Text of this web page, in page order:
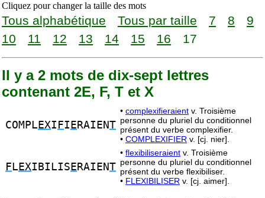
Cliquez pour changer la taille des mots
Tous alphabétique Tous par taille 7 8
9
10
11 12 13 14 15 16 17
Il y a 2 mots de dix-sept lettres
contenant 2E, F, T et X
COMPL EXI FI E RAIENT
• complexifieraient v. Troisième
personne du pluriel du conditionnel
présent du verbe complexifier.
• COMPLEXIFIER v. [cj. nier].
F L EXIBILIS E RAIENT
• flexibiliseraient v. Troisième
personne du pluriel du conditionnel
présent du verbe flexibiliser.
• FLEXIBILISER v. [cj. aimer].